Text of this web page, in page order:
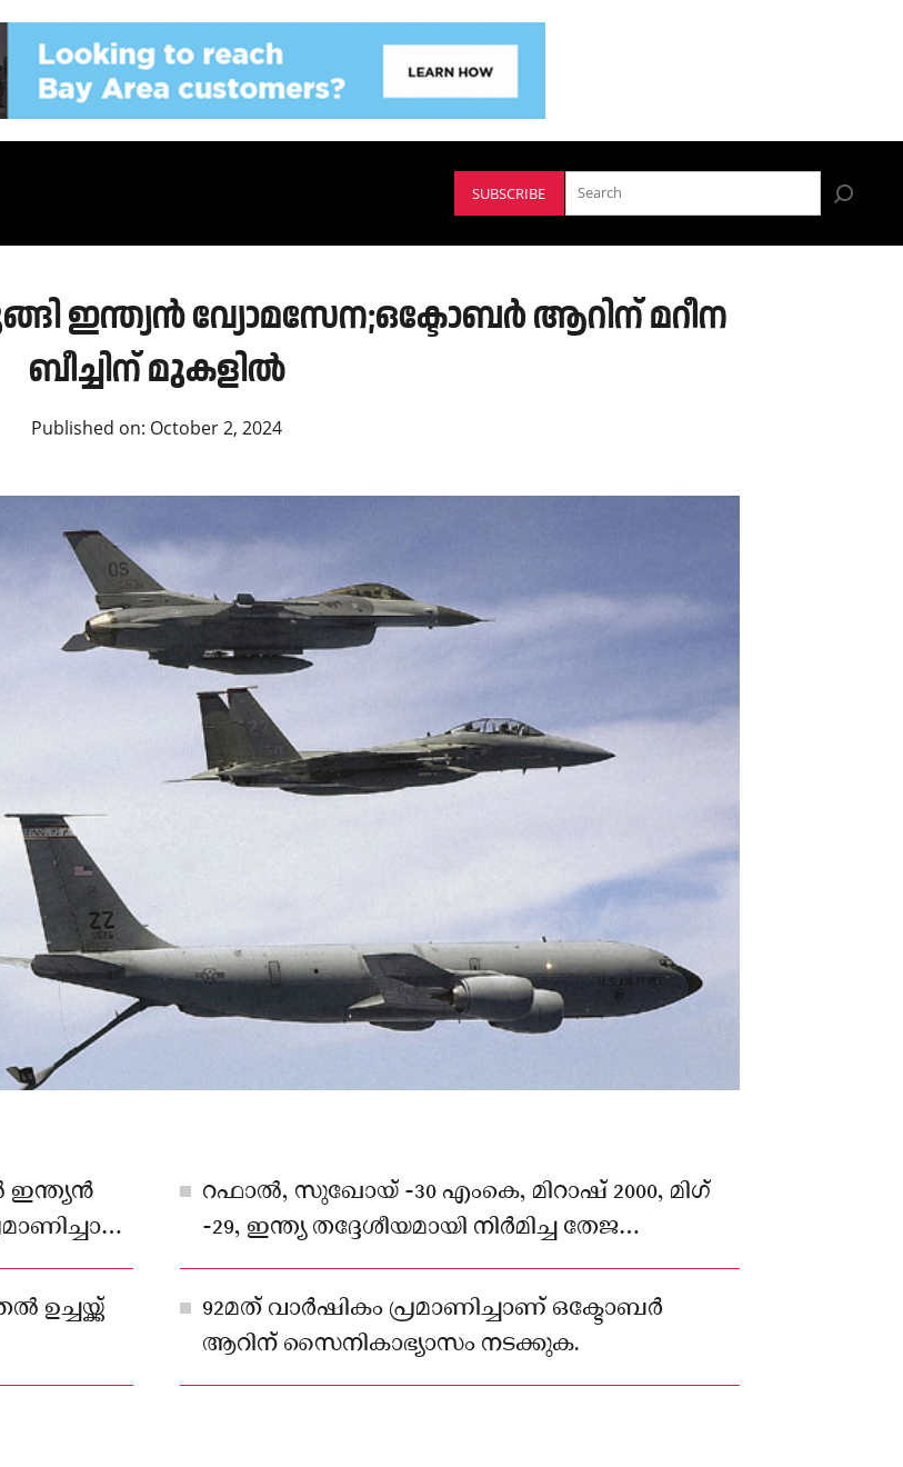
SUBSCRIBE
ഇന്ത്യൻ വ്യോമസേന;ഒക്ടോബര്‍ ആറിന് മറീന
ബീച്ചിന് മുകളിൽ
Published on: October 2, 2024
ഇന്ത്യൻ
റഫാല്‍, സുഖോയ് -30 എംകെ, മിറാഷ് 2000, മിഗ്
-29, ഇന്ത്യ തദ്ദേശീയമായി നിർമിച്ച തേജ
യുദ്ധവിമാനങ്ങള്‍ ആകാശത്ത് കരുത്ത്
തെളിയിക്കും
ഉച്ചയ്ക്ക്
92മത് വാർഷികം പ്രമാണിച്ചാണ് ഒക്ടോബർ
ആറിന് സൈനികാഭ്യാസം നടക്കുക.